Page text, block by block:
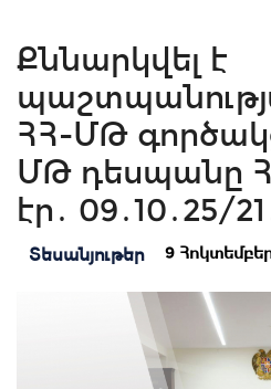
Քննարկվել է
ՀՀ-ՄԹ
ՄԹ դեսպանը
էր․ 09․10․25/
Տեսանյութեր 9 Հոկտեմբեր